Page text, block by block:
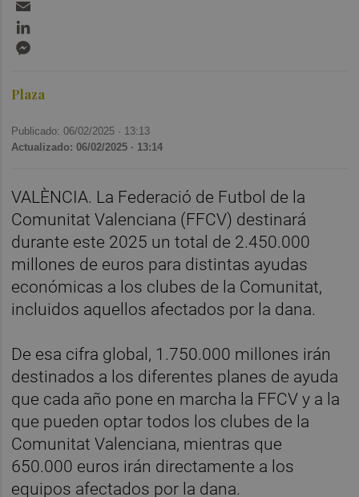
Plaza
Publicado: 06/02/2025 · 13:13
Actualizado: 06/02/2025 · 13:14
VALÈNCIA. La Federació de Futbol de la
Comunitat Valenciana (FFCV) destinará
durante este 2025 un total de 2.450.000
millones de euros para distintas ayudas
económicas a los clubes de la Comunitat,
incluidos aquellos afectados por la dana.
De esa cifra global, 1.750.000 millones irán
destinados a los diferentes planes de ayuda
que cada año pone en marcha la FFCV y a la
que pueden optar todos los clubes de la
Comunitat Valenciana, mientras que
650.000 euros irán directamente a los
equipos afectados por la dana.